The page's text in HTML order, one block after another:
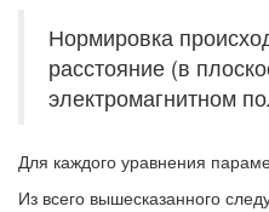
Нормировка
расстояние (в
электромагнитном
Для каждого уравнения
Из всего вышесказанного